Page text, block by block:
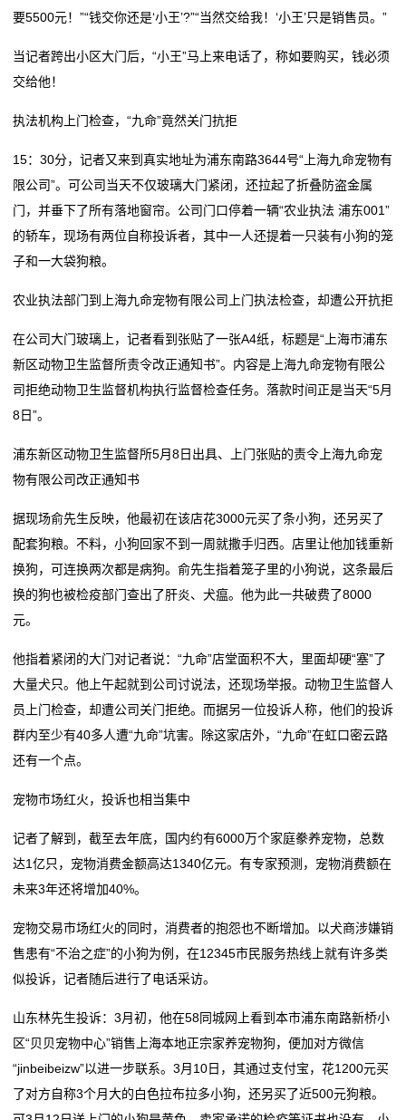
要5500元！”“钱交你还是‘小王’?”“当然交给我！‘小王’只是销售员。”
当记者跨出小区大门后，“小王”马上来电话了，称如要购买，钱必须
交给他！
执法机构上门检查，“九命”竟然关门抗拒
15：30分，记者又来到真实地址为浦东南路3644号“上海九命宠物有
限公司”。可公司当天不仅玻璃大门紧闭，还拉起了折叠防盗金属
门，并垂下了所有落地窗帘。公司门口停着一辆“农业执法 浦东001”
的轿车，现场有两位自称投诉者，其中一人还提着一只装有小狗的笼
子和一大袋狗粮。
农业执法部门到上海九命宠物有限公司上门执法检查，却遭公开抗拒
在公司大门玻璃上，记者看到张贴了一张A4纸，标题是“上海市浦东
新区动物卫生监督所责令改正通知书”。内容是上海九命宠物有限公
司拒绝动物卫生监督机构执行监督检查任务。落款时间正是当天“5月
8日”。
浦东新区动物卫生监督所5月8日出具、上门张贴的责令上海九命宠
物有限公司改正通知书
据现场俞先生反映，他最初在该店花3000元买了条小狗，还另买了
配套狗粮。不料，小狗回家不到一周就撒手归西。店里让他加钱重新
换狗，可连换两次都是病狗。俞先生指着笼子里的小狗说，这条最后
换的狗也被检疫部门查出了肝炎、犬瘟。他为此一共破费了8000
元。
他指着紧闭的大门对记者说：“九命”店堂面积不大，里面却硬“塞”了
大量犬只。他上午起就到公司讨说法，还现场举报。动物卫生监督人
员上门检查，却遭公司关门拒绝。而据另一位投诉人称，他们的投诉
群内至少有40多人遭“九命”坑害。除这家店外，“九命”在虹口密云路
还有一个点。
宠物市场红火，投诉也相当集中
记者了解到，截至去年底，国内约有6000万个家庭豢养宠物，总数
达1亿只，宠物消费金额高达1340亿元。有专家预测，宠物消费额在
未来3年还将增加40%。
宠物交易市场红火的同时，消费者的抱怨也不断增加。以犬商涉嫌销
售患有“不治之症”的小狗为例，在12345市民服务热线上就有许多类
似投诉，记者随后进行了电话采访。
山东林先生投诉：3月初，他在58同城网上看到本市浦东南路新桥小
区“贝贝宠物中心”销售上海本地正宗家养宠物狗，便加对方微信
“jinbeibeizw”以进一步联系。3月10日，其通过支付宝，花1200元买
了对方自称3个月大的白色拉布拉多小狗，还另买了近500元狗粮。